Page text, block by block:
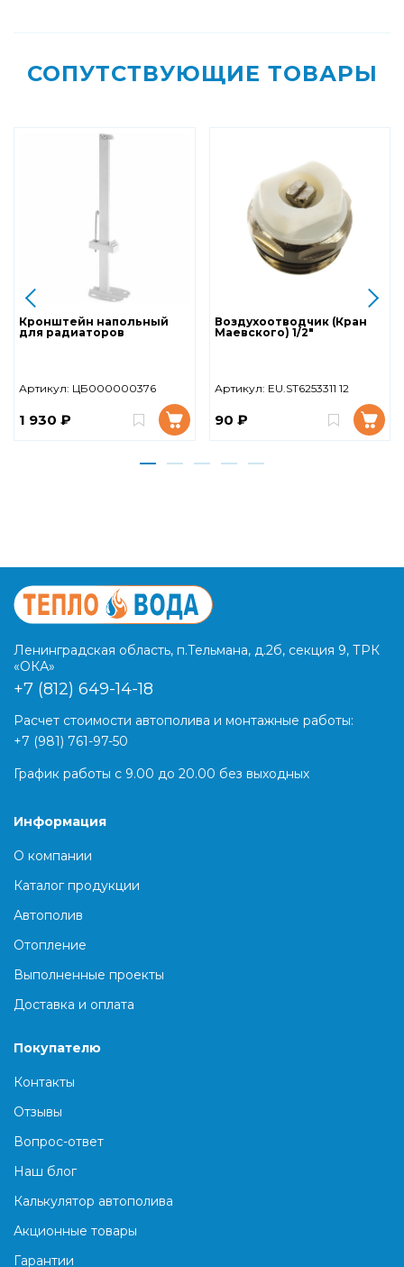
СОПУТСТВУЮЩИЕ ТОВАРЫ
Кронштейн напольный
для радиаторов
Артикул: ЦБ000000376
1 930 ₽
Воздухоотводчик (Кран
Маевского) 1/2"
Артикул: EU.ST6253311 12
90 ₽
Ленинградская область, п.Тельмана, д.2б, секция 9, ТРК
«ОКА»
+7 (812) 649-14-18
Расчет стоимости автополива и монтажные работы:
+7 (981) 761-97-50
График работы с 9.00 до 20.00 без выходных
Информация
О компании
Каталог продукции
Автополив
Отопление
Выполненные проекты
Доставка и оплата
Покупателю
Контакты
Отзывы
Вопрос-ответ
Наш блог
Калькулятор автополива
Акционные товары
Гарантии